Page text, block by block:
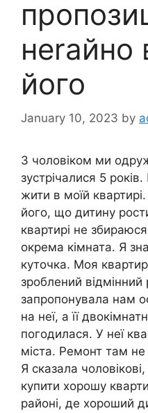
неrайно
його
January 10, 2023 by
З чоловіком ми
зустрічалися 5
жити в моїй
його, що дитину
квартирі не
окрема кімната. Я
куточка. Моя
зроблений
запропонувала нам
на неї, а її
погодилася. У неї
міста. Ремонт там
Я сказала
купити хорошу
районі, де хороший